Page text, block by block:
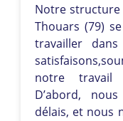
Notre structure
Thouars (79)
travailler
notre travail
D’abord,
délais, et nous